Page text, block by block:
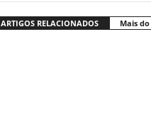
ARTIGOS RELACIONADOS Mais